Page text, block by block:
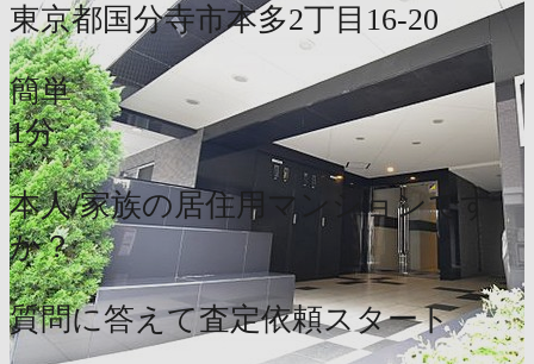
東京都国分寺市本多2丁目16-20
簡単
1分
本人/家族の居住用マンションです
か？
質問に答えて査定依頼スタート